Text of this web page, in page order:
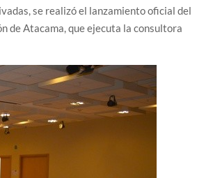
se realizó el lanzamiento oficial del
de Atacama, que ejecuta la consultora